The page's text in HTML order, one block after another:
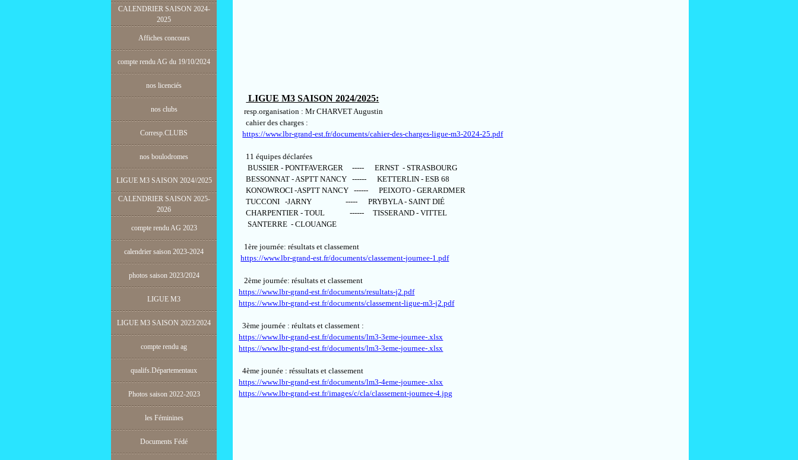
CALENDRIER SAISON 2024-
2025
Affiches concours
compte rendu AG du 19/10/2024
nos licenciés
nos clubs
Corresp.CLUBS
nos boulodromes
LIGUE M3 SAISON 2024//2025
CALENDRIER SAISON 2025-
2026
compte rendu AG 2023
calendrier saison 2023-2024
photos saison 2023/2024
LIGUE M3
LIGUE M3 SAISON 2023/2024
compte rendu ag
qualifs.Départementaux
Photos saison 2022-2023
les Féminines
Documents Fédé
LIGUE M3 SAISON 2024/2025:
resp.organisation : Mr CHARVET Augustin
cahier des charges :
https://www.lbr-grand-est.fr/documents/cahier-des-charges-ligue-m3-2024-25.pdf
11 équipes déclarées
BUSSIER - PONTFAVERGER ----- ERNST - STRASBOURG
BESSONNAT - ASPTT NANCY ------ KETTERLIN - ESB 68
KONOWROCI -ASPTT NANCY ------ PEIXOTO - GERARDMER
TUCCONI -JARNY ----- PRYBYLA - SAINT DIÉ
CHARPENTIER - TOUL ------ TISSERAND - VITTEL
SANTERRE - CLOUANGE
1ère journée: résultats et classement
https://www.lbr-grand-est.fr/documents/classement-journee-1.pdf
2ème journée: résultats et classement
https://www.lbr-grand-est.fr/documents/resultats-j2.pdf
https://www.lbr-grand-est.fr/documents/classement-ligue-m3-j2.pdf
3ème journée : réultats et classement :
https://www.lbr-grand-est.fr/documents/lm3-3eme-journee-.xlsx
https://www.lbr-grand-est.fr/documents/lm3-3eme-journee-.xlsx
4ème jounée : réssultats et classement
https://www.lbr-grand-est.fr/documents/lm3-4eme-journee-.xlsx
https://www.lbr-grand-est.fr/images/c/cla/classement-journee-4.jpg